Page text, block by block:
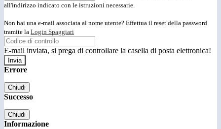
all'indirizzo indicato con le istruzioni necessarie.
Non hai una e-mail associata al nome utente? Effettua il reset della password
tramite la Login Spaggiari
E-mail inviata, si prega di controllare la casella di posta elettronica!
Errore
Chiudi
Successo
Chiudi
Informazione